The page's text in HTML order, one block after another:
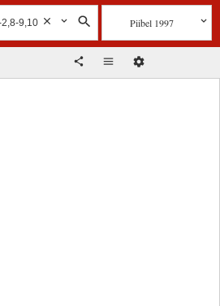
Piibel 1997